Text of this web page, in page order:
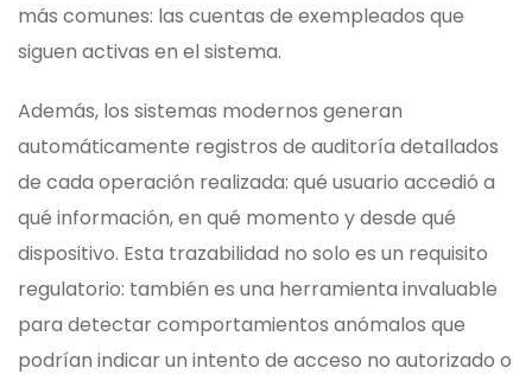
más comunes: las cuentas de exempleados que
siguen activas en el sistema.
Además, los sistemas modernos generan
automáticamente registros de auditoría detallados
de cada operación realizada: qué usuario accedió a
qué información, en qué momento y desde qué
dispositivo. Esta trazabilidad no solo es un requisito
regulatorio: también es una herramienta invaluable
para detectar comportamientos anómalos que
podrían indicar un intento de acceso no autorizado o